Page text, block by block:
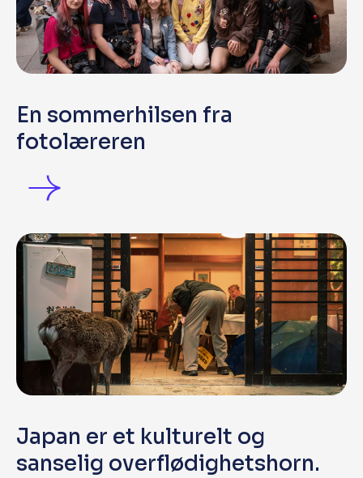
En sommerhilsen fra
fotolæreren
Japan er et kulturelt og
sanselig overflødighetshorn.